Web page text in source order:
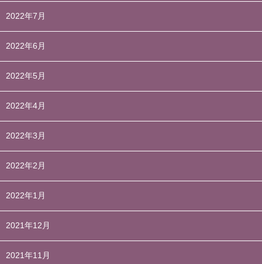
2022年7月
2022年6月
2022年5月
2022年4月
2022年3月
2022年2月
2022年1月
2021年12月
2021年11月